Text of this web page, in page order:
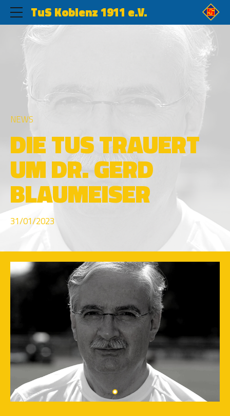
TuS Koblenz 1911 e.V.
NEWS
DIE TUS TRAUERT
UM DR. GERD
BLAUMEISER
31/01/2023